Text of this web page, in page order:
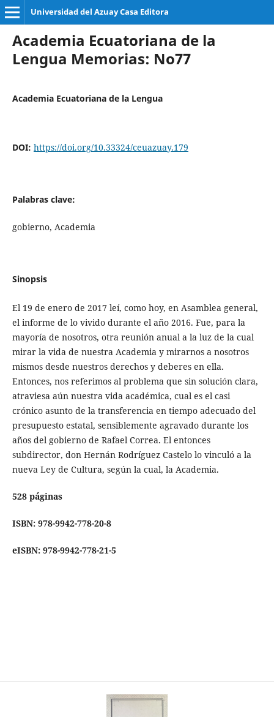
Universidad del Azuay Casa Editora
Academia Ecuatoriana de la
Lengua Memorias: No77
Academia Ecuatoriana de la Lengua
DOI: https://doi.org/10.33324/ceuazuay.179
Palabras clave:
gobierno, Academia
Sinopsis
El 19 de enero de 2017 leí, como hoy, en Asamblea general,
el informe de lo vivido durante el año 2016. Fue, para la
mayoría de nosotros, otra reunión anual a la luz de la cual
mirar la vida de nuestra Academia y mirarnos a nosotros
mismos desde nuestros derechos y deberes en ella.
Entonces, nos referimos al problema que sin solución clara,
atraviesa aún nuestra vida académica, cual es el casi
crónico asunto de la transferencia en tiempo adecuado del
presupuesto estatal, sensiblemente agravado durante los
años del gobierno de Rafael Correa. El entonces
subdirector, don Hernán Rodríguez Castelo lo vinculó a la
nueva Ley de Cultura, según la cual, la Academia.
528 páginas
ISBN: 978-9942-778-20-8
eISBN: 978-9942-778-21-5